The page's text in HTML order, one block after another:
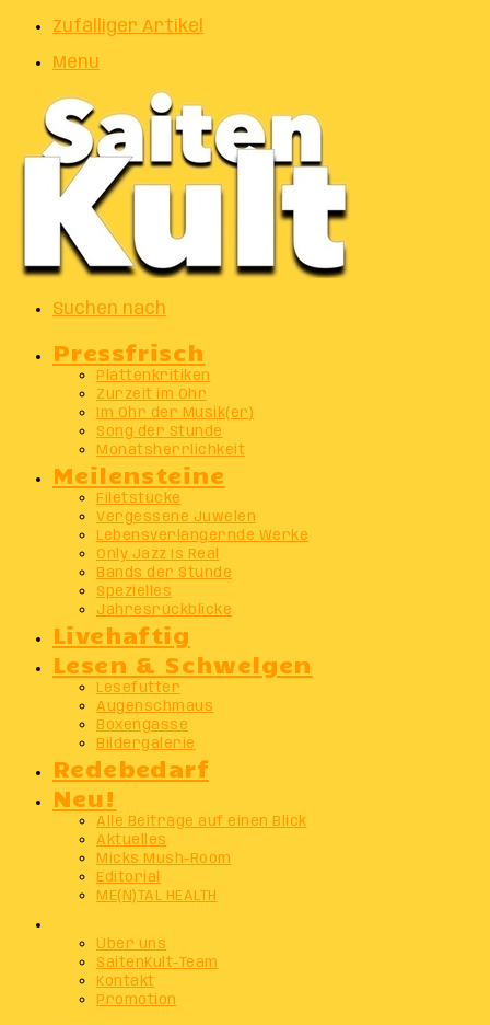
Zufälliger Artikel
Menu
Suchen nach
Pressfrisch
Plattenkritiken
Zurzeit im Ohr
Im Ohr der Musik(er)
Song der Stunde
Monatsherrlichkeit
Meilensteine
Filetstücke
Vergessene Juwelen
Lebensverlängernde Werke
Only Jazz Is Real
Bands der Stunde
Spezielles
Jahresrückblicke
Livehaftig
Lesen & Schwelgen
Lesefutter
Augenschmaus
Boxengasse
Bildergalerie
Redebedarf
Neu!
Alle Beiträge auf einen Blick
Aktuelles
Micks Mush-Room
Editorial
ME(N)TAL HEALTH
Über uns
SaitenKult-Team
Kontakt
Promotion